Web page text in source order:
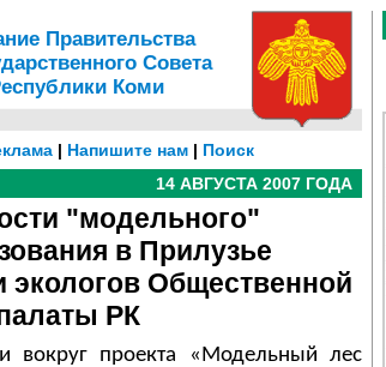
Правительства
Совета
Коми
| Напишите нам | Поиск
14 АВГУСТА 2007 ГОДА
"модельного"
в Прилузье
экологов Общественной
РК
вокруг проекта «Модельный лес